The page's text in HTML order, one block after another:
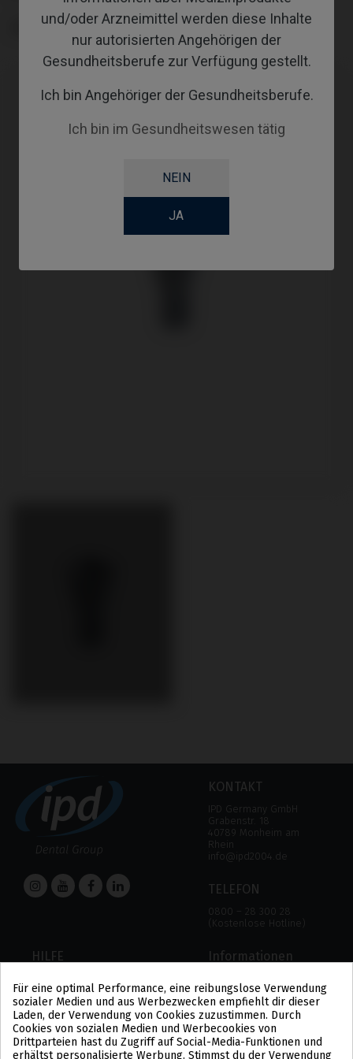
und/oder Arzneimittel werden diese Inhalte
nur autorisierten Angehörigen der
Gesundheitsberufe zur Verfügung gestellt.
Ich bin Angehöriger der Gesundheitsberufe.
Ich bin im Gesundheitswesen tätig
NEIN
JA
GINGIVALHEIGHT
KONTAKT
IPD Germany GmbH
Grabenstr. 18
40789 Monheim am
Rhein
info@ipd2004.de
TELEFON
0800 – 28 300 28
(Kostenlose Hotline)
HILFE
HILFE
ZAHLUNGSMODALITÄTEN
VERSAND UND RÜCKGABE
Informationen
RECHTLICHER HINWEIS
DATENSCHUTZBESTIMMUNGEN
COOKIE-POLITIK
ALLGEMEINE
GESCHÄFTSBEDINGUNGEN
US
Für eine optimal Performance, eine reibungslose Verwendung
sozialer Medien und aus Werbezwecken empfiehlt dir dieser
Laden, der Verwendung von Cookies zuzustimmen. Durch
Cookies von sozialen Medien und Werbecookies von
Drittparteien hast du Zugriff auf Social-Media-Funktionen und
erhältst personalisierte Werbung. Stimmst du der Verwendung